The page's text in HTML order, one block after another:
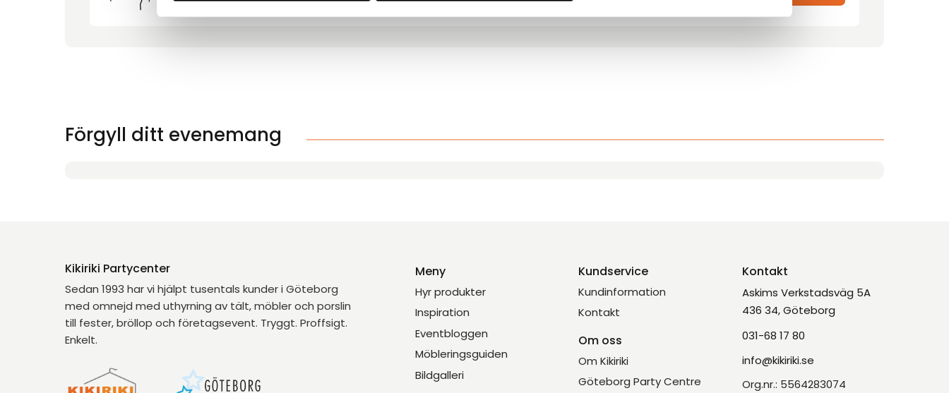
Förgyll ditt evenemang
Kikiriki Partycenter
Sedan 1993 har vi hjälpt tusentals kunder i Göteborg
med omnejd med uthyrning av tält, möbler och porslin
till fester, bröllop och företagsevent. Tryggt. Proffsigt.
Enkelt.
Meny
Hyr produkter
Inspiration
Eventbloggen
Möbleringsguiden
Bildgalleri
Kundservice
Kundinformation
Kontakt
Om oss
Om Kikiriki
Göteborg Party Centre
Kontakt
Askims Verkstadsväg 5A
436 34, Göteborg
031-68 17 80
info@kikiriki.se
Org.nr.: 5564283074